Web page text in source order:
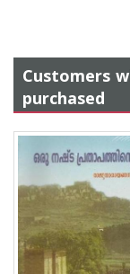
Customers
purchased